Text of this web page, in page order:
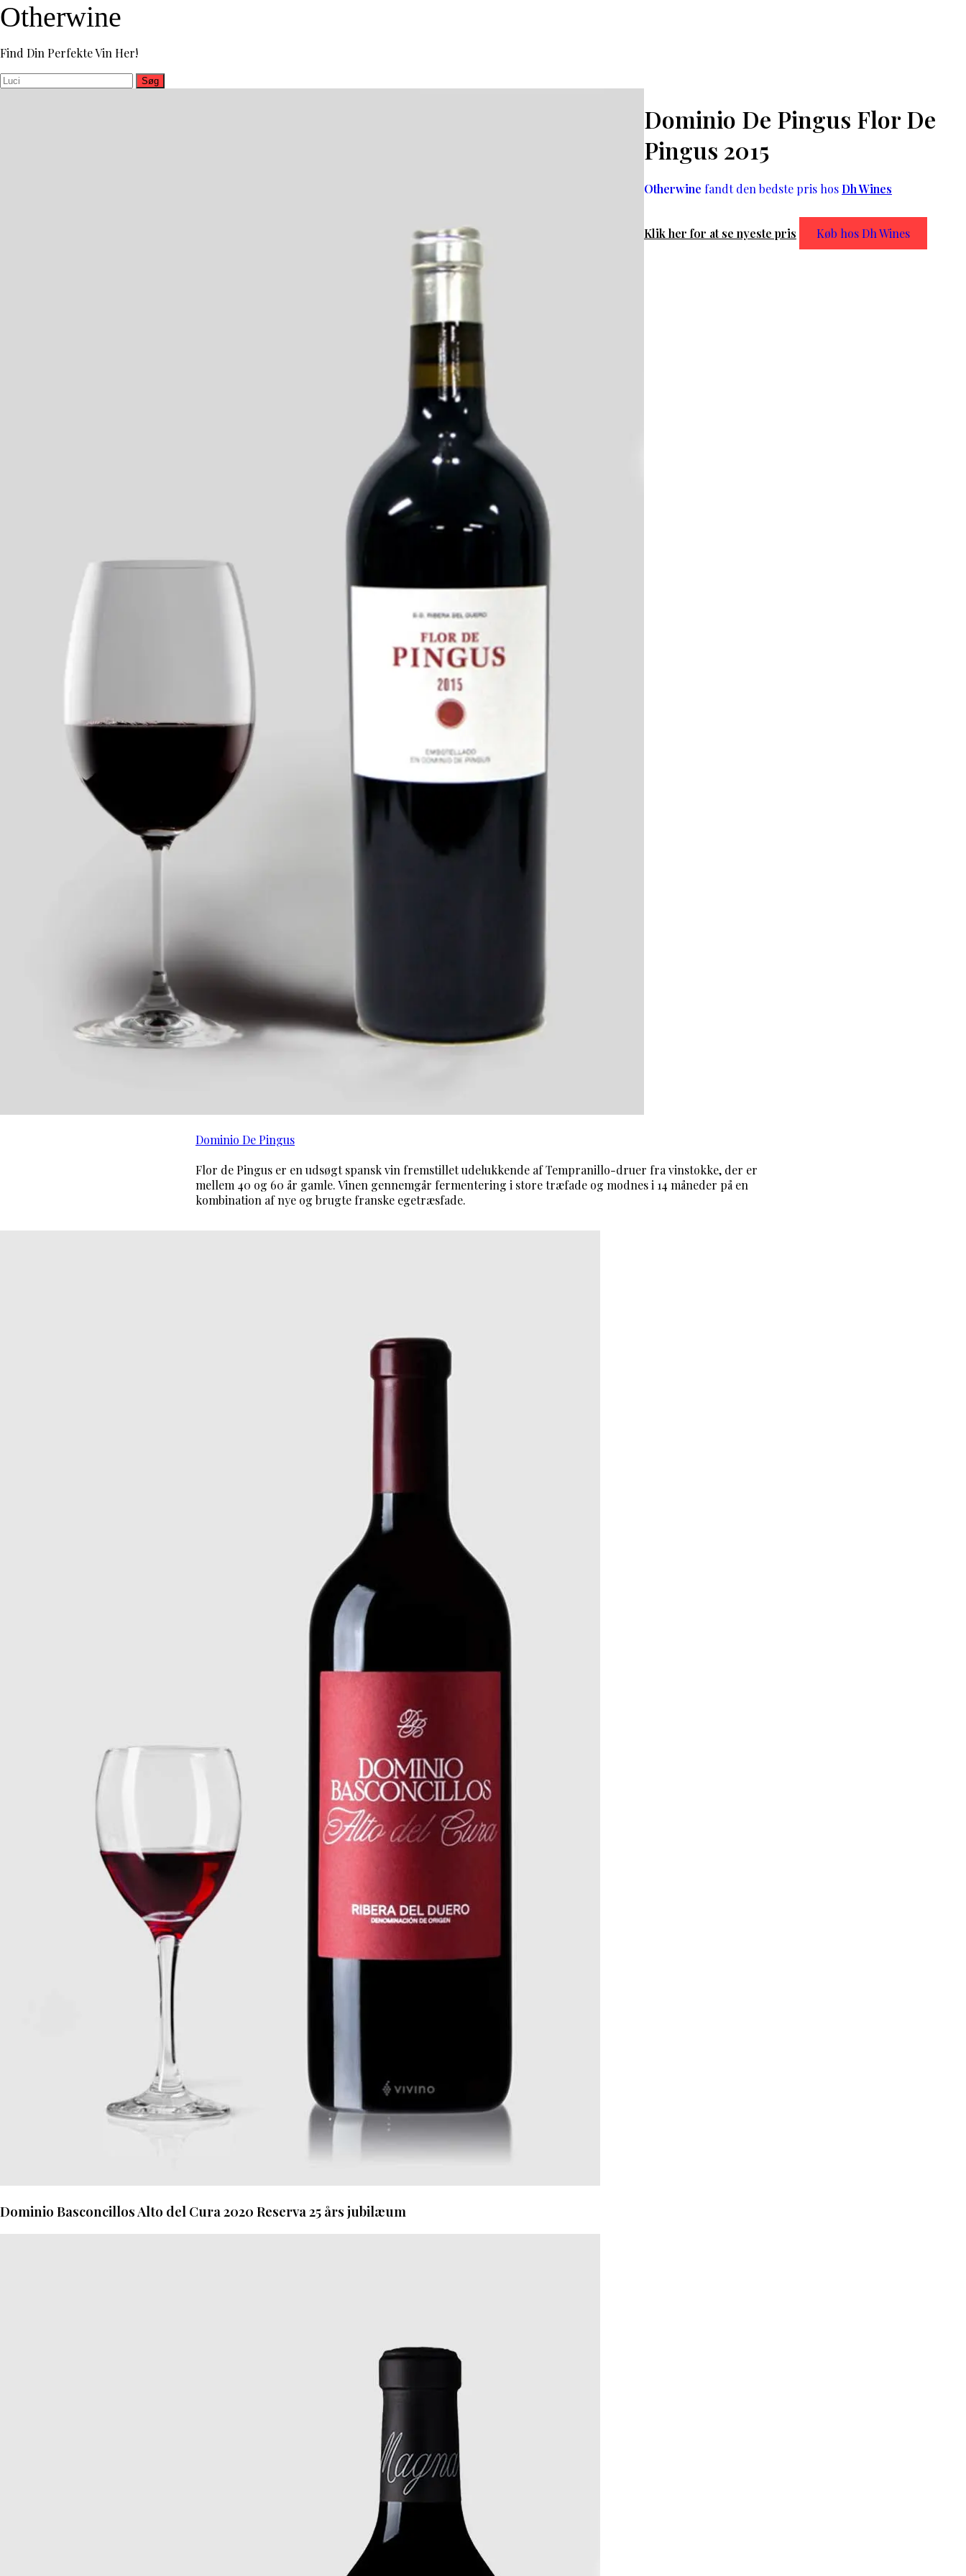
Otherwine
Find Din Perfekte Vin Her!
Søg
Dominio De Pingus Flor De
Pingus 2015
Otherwine fandt den bedste pris hos Dh Wines
Klik her for at se nyeste pris Køb hos Dh Wines
Dominio De Pingus
Flor de Pingus er en udsøgt spansk vin fremstillet udelukkende af Tempranillo-druer fra vinstokke, der er
mellem 40 og 60 år gamle. Vinen gennemgår fermentering i store træfade og modnes i 14 måneder på en
kombination af nye og brugte franske egetræsfade.
Dominio Basconcillos Alto del Cura 2020 Reserva 25 års jubilæum